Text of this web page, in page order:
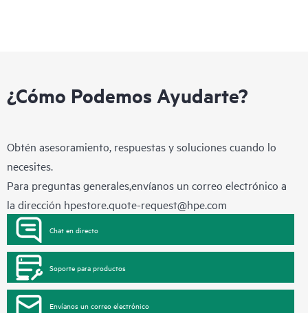
¿Cómo Podemos Ayudarte?
Obtén asesoramiento, respuestas y soluciones cuando lo
necesites.
Para preguntas generales,envíanos un correo electrónico a
la dirección hpestore.quote-request@hpe.com
Chat en directo
Soporte para productos
Envíanos un correo electrónico